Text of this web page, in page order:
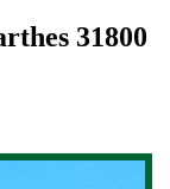
31800